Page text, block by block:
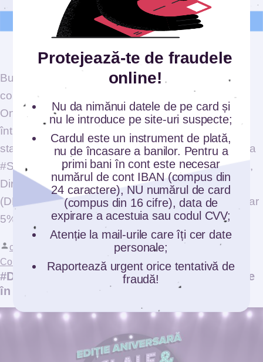
București, 29 noiembrie 2021 – Românii care au
completat quiz-ul lansat pe platforma Siguranța
Online au răspuns corect la aproape 80% dintre
întrebările privind educația cybercrime, arată
statisticile după prima lună de campanie. Campania
#SiguranțaOnline a fost lansată de Poliția Română,
Directoratul Național de Securitate Cibernetică
(DNSC) și Asociația Română a Băncilor (ARB). Doar
5% […]
Posted by
cpbr-adm November 29, 2021November 29, 2021
Comunicate
#Dreptullabanking: Sfaturi și informații oferite
în show-ul online “La Taclale și Parale”
Protejează-te de fraudele
online!
Nu da nimănui datele de pe card și
nu le introduce pe site-uri suspecte;
Cardul este un instrument de plată,
nu de încasare a banilor. Pentru a
primi bani în cont este necesar
numărul de cont IBAN (compus din
24 caractere), NU numărul de card
(compus din 16 cifre), data de
expirare a acestuia sau codul CVV;
Atenție la mail-urile care îți cer date
personale;
Raportează urgent orice tentativă de
fraudă!